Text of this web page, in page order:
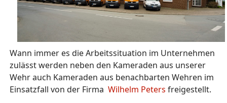
Wann immer es die Arbeitssituation im Unternehmen
zulässt werden neben den Kameraden aus unserer
Wehr auch Kameraden aus benachbarten Wehren im
Einsatzfall von der Firma Wilhelm Peters freigestellt.